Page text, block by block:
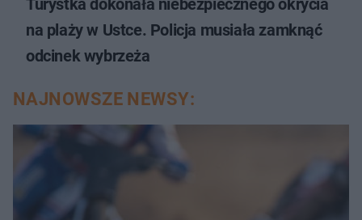
na plaży w Ustce. Policja musiała zamknąć
odcinek wybrzeża
NAJNOWSZE NEWSY: